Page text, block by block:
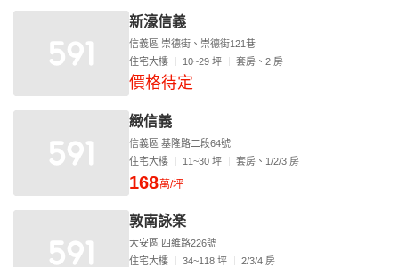
新濠信義
信義區 崇德街、崇德街121巷
住宅大樓
10~29 坪 套房、2 房
價格待定
緻信義
信義區 基隆路二段64號
住宅大樓
11~30 坪 套房、1/2/3 房
168萬/坪
敦南詠楽
大安區 四維路226號
住宅大樓
34~118 坪 2/3/4 房